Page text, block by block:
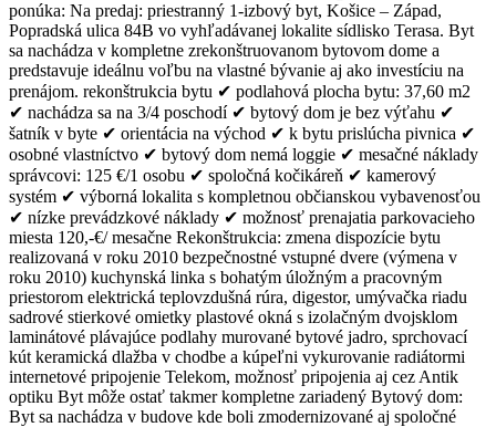
ponúka: Na predaj: priestranný 1-izbový byt, Košice – Západ,
Popradská ulica 84B vo vyhľadávanej lokalite sídlisko Terasa. Byt
sa nachádza v kompletne zrekonštruovanom bytovom dome a
predstavuje ideálnu voľbu na vlastné bývanie aj ako investíciu na
prenájom. rekonštrukcia bytu ✔ podlahová plocha bytu: 37,60 m2
✔ nachádza sa na 3/4 poschodí ✔ bytový dom je bez výťahu ✔
šatník v byte ✔ orientácia na východ ✔ k bytu prislúcha pivnica ✔
osobné vlastníctvo ✔ bytový dom nemá loggie ✔ mesačné náklady
správcovi: 125 €/1 osobu ✔ spoločná kočikáreň ✔ kamerový
systém ✔ výborná lokalita s kompletnou občianskou vybavenosťou
✔ nízke prevádzkové náklady ✔ možnosť prenajatia parkovacieho
miesta 120,-€/ mesačne Rekonštrukcia: zmena dispozície bytu
realizovaná v roku 2010 bezpečnostné vstupné dvere (výmena v
roku 2010) kuchynská linka s bohatým úložným a pracovným
priestorom elektrická teplovzdušná rúra, digestor, umývačka riadu
sadrové stierkové omietky plastové okná s izolačným dvojsklom
laminátové plávajúce podlahy murované bytové jadro, sprchovací
kút keramická dlažba v chodbe a kúpeľni vykurovanie radiátormi
internetové pripojenie Telekom, možnosť pripojenia aj cez Antik
optiku Byt môže ostať takmer kompletne zariadený Bytový dom:
Byt sa nachádza v budove kde boli zmodernizované aj spoločné